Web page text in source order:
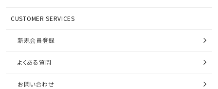
CUSTOMER SERVICES
新規会員登録
よくある質問
お問い合わせ